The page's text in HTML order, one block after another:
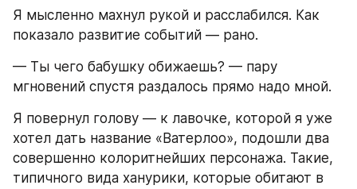
Я мысленно махнул рукой и расслабился. Как
показало развитие событий — рано.
— Ты чего бабушку обижаешь? — пару
мгновений спустя раздалось прямо надо мной.
Я повернул голову — к лавочке, которой я уже
хотел дать название «Ватерлоо», подошли два
совершенно колоритнейших персонажа. Такие,
типичного вида ханурики, которые обитают в